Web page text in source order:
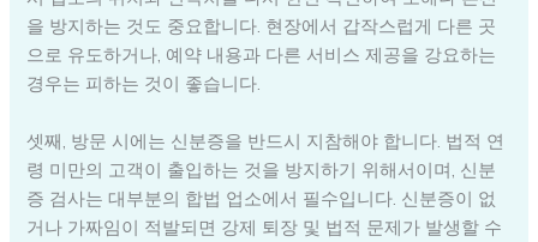
을 방지하는 것도 중요합니다. 현장에서 갑작스럽게 다른 곳
으로 유도하거나, 예약 내용과 다른 서비스 제공을 강요하는
경우는 피하는 것이 좋습니다.
셋째, 방문 시에는 신분증을 반드시 지참해야 합니다. 법적 연
령 미만의 고객이 출입하는 것을 방지하기 위해서이며, 신분
증 검사는 대부분의 합법 업소에서 필수입니다. 신분증이 없
거나 가짜임이 적발되면 강제 퇴장 및 법적 문제가 발생할 수